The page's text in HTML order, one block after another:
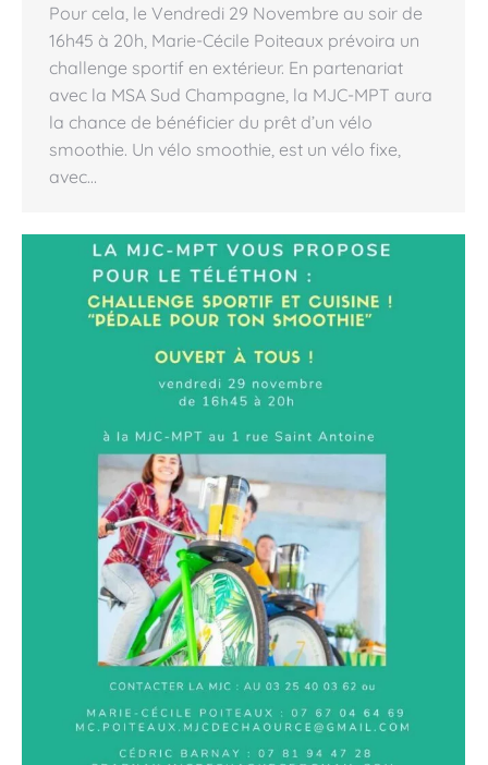
Pour cela, le Vendredi 29 Novembre au soir de
16h45 à 20h, Marie-Cécile Poiteaux prévoira un
challenge sportif en extérieur. En partenariat
avec la MSA Sud Champagne, la MJC-MPT aura
la chance de bénéficier du prêt d’un vélo
smoothie. Un vélo smoothie, est un vélo fixe,
avec…